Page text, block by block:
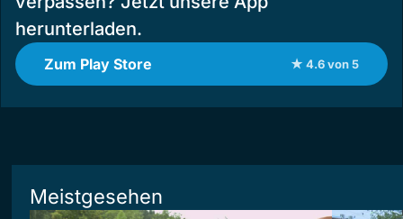
herunterladen.
Zum Play Store ★ 4.6 von 5
Meistgesehen